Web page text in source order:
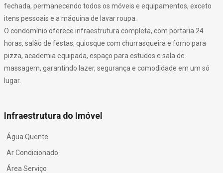
fechada, permanecendo todos os móveis e equipamentos, exceto
itens pessoais e a máquina de lavar roupa.
O condomínio oferece infraestrutura completa, com portaria 24
horas, salão de festas, quiosque com churrasqueira e forno para
pizza, academia equipada, espaço para estudos e sala de
massagem, garantindo lazer, segurança e comodidade em um só
lugar.
Infraestrutura do Imóvel
Água Quente
Ar Condicionado
Área Serviço